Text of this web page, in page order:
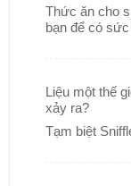
Thức ăn cho
bạn để có
Liệu một thế
xảy ra?
Tạm biệt